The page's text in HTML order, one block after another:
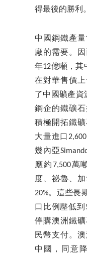
得最後的勝利。
中國鋼鐵產
廠的需要。
年12億噸，其
在對華售價
了中國礦產資
鋼企的鐵礦
積極開拓鐵
大量進口
幾內亞
應約7,500萬
度、祕魯、
20%。這些長
口比例壓低到
停購澳洲鐵
民幣支付。
中國，同意